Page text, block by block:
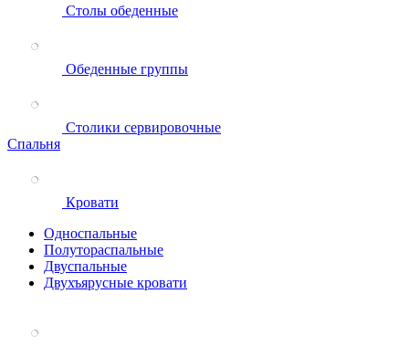
Столы обеденные
Обеденные группы
Столики сервировочные
Спальня
Кровати
Односпальные
Полутораспальные
Двуспальные
Двухъярусные кровати